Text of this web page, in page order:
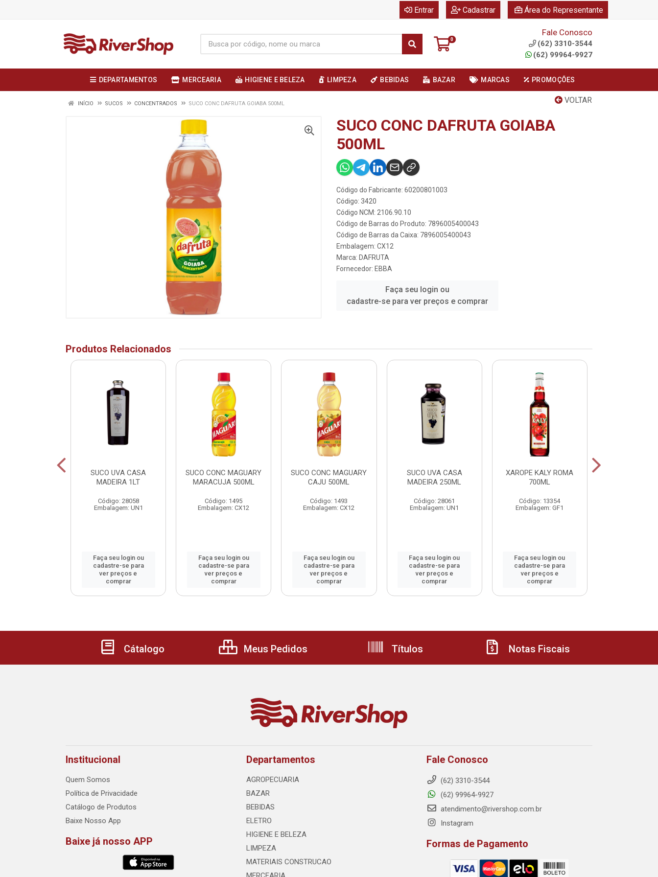
Entrar Cadastrar Área do Representante
0
Fale Conosco
(62) 3310-3544
(62) 99964-9927
DEPARTAMENTOS MERCEARIA HIGIENE E BELEZA LIMPEZA BEBIDAS BAZAR MARCAS PROMOÇÕES
VOLTAR
INÍCIO SUCOS CONCENTRADOS SUCO CONC DAFRUTA GOIABA 500ML
SUCO CONC DAFRUTA GOIABA
500ML
Código do Fabricante: 60200801003
Código: 3420
Código NCM: 2106.90.10
Código de Barras do Produto: 7896005400043
Código de Barras da Caixa: 7896005400043
Embalagem: CX12
Marca: DAFRUTA
Fornecedor: EBBA
Faça seu login ou
cadastre-se para ver preços e comprar
Produtos Relacionados
SUCO UVA CASA
MADEIRA 1LT
Código: 28058
Embalagem: UN1
Faça seu login ou
cadastre-se para
ver preços e
comprar
SUCO CONC MAGUARY
MARACUJA 500ML
Código: 1495
Embalagem: CX12
Faça seu login ou
cadastre-se para
ver preços e
comprar
SUCO CONC MAGUARY
CAJU 500ML
Código: 1493
Embalagem: CX12
Faça seu login ou
cadastre-se para
ver preços e
comprar
SUCO UVA CASA
MADEIRA 250ML
Código: 28061
Embalagem: UN1
Faça seu login ou
cadastre-se para
ver preços e
comprar
XAROPE KALY ROMA
700ML
Código: 13354
Embalagem: GF1
Faça seu login ou
cadastre-se para
ver preços e
comprar
Cátalogo Meus Pedidos Títulos Notas Fiscais
Institucional
Quem Somos
Política de Privacidade
Catálogo de Produtos
Baixe Nosso App
Baixe já nosso APP
Departamentos
AGROPECUARIA
BAZAR
BEBIDAS
ELETRO
HIGIENE E BELEZA
LIMPEZA
MATERIAIS CONSTRUCAO
Fale Conosco
(62) 3310-3544
(62) 99964-9927
atendimento@rivershop.com.br
Instagram
Formas de Pagamento